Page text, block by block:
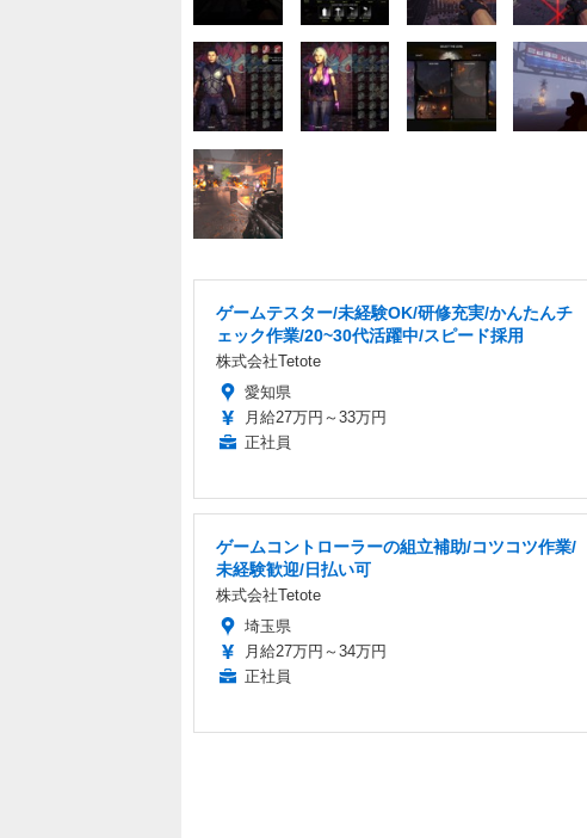
ゲームテスター/未経験OK/研修充実/かんたんチ
ェック作業/20~30代活躍中/スピード採用
株式会社Tetote
愛知県
月給27万円～33万円
正社員
ゲームコントローラーの組立補助/コツコツ作業/
未経験歓迎/日払い可
株式会社Tetote
埼玉県
月給27万円～34万円
正社員